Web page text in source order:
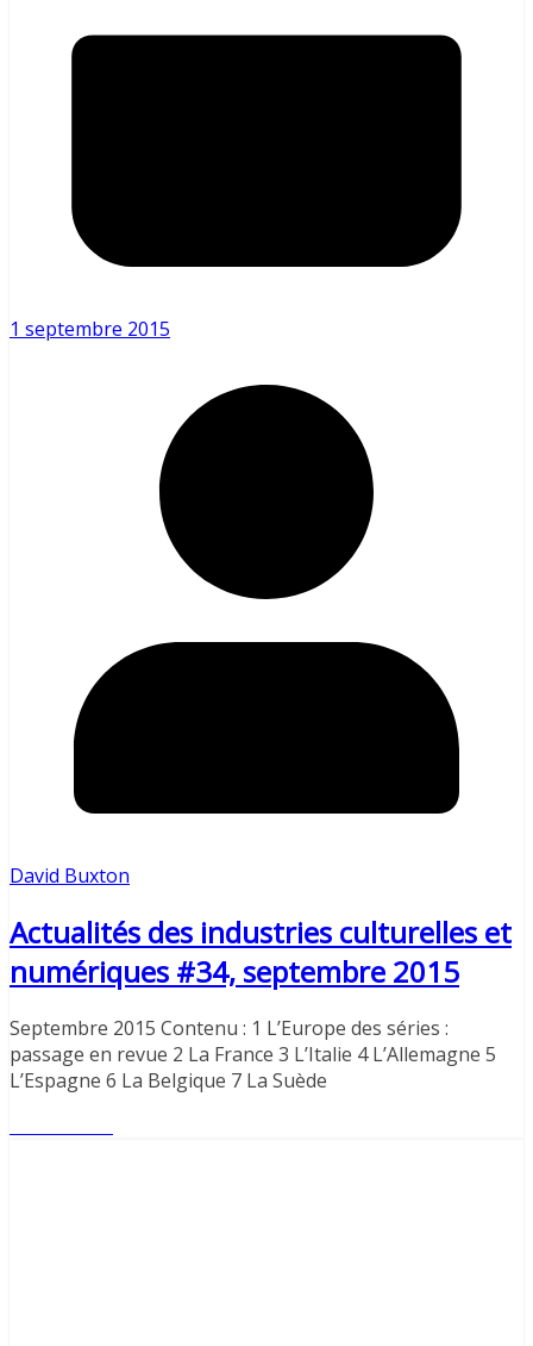
1 septembre 2015
David Buxton
Actualités des industries culturelles et
numériques #34, septembre 2015
Septembre 2015 Contenu : 1 L’Europe des séries :
passage en revue 2 La France 3 L’Italie 4 L’Allemagne 5
L’Espagne 6 La Belgique 7 La Suède